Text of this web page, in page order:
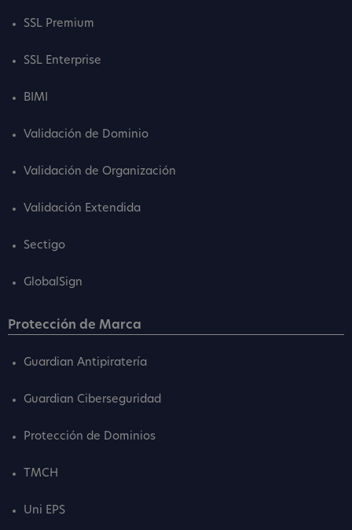
SSL Premium
SSL Enterprise
BIMI
Validación de Dominio
Validación de Organización
Validación Extendida
Sectigo
GlobalSign
Protección de Marca
Guardian Antipiratería
Guardian Ciberseguridad
Protección de Dominios
TMCH
Uni EPS